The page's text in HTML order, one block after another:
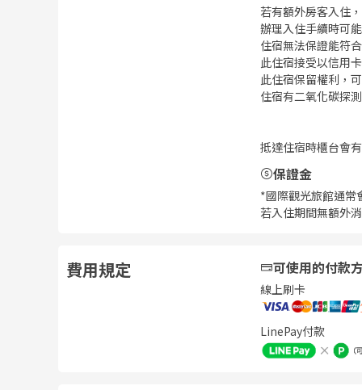
若有額外房客入住
辦理入住手續時可
住宿無法保證能符
此住宿接受以信用
此住宿保留權利，
住宿有二氧化碳探
抵達住宿時櫃台會
保證金
*國際觀光旅館通常
若入住期間無額外
費用規定 可使用的付款
線上刷卡
LinePay付款